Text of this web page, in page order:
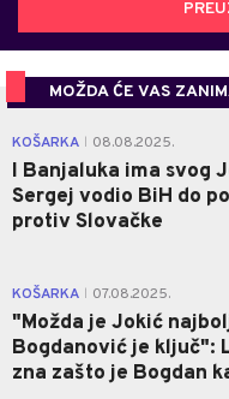
MOŽDA ĆE VAS
KOŠARKA 08.08.2025.
I Banjaluka ima svog
Sergej vodio BiH do
protiv Slovačke
KOŠARKA 07.08.2025.
"Možda je Jokić
Bogdanović je ključ":
zna zašto je Bogdan